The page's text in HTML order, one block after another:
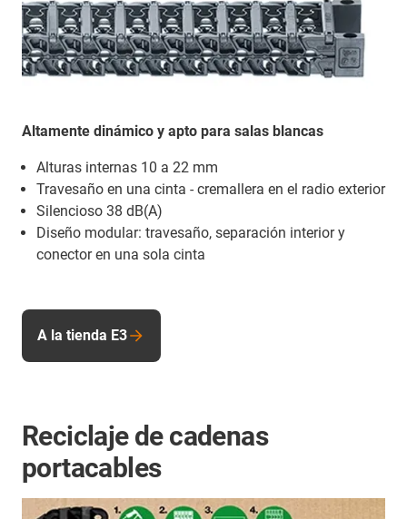
Altamente dinámico y apto para salas blancas
Alturas internas 10 a 22 mm
Travesaño en una cinta - cremallera en el radio exterior
Silencioso 38 dB(A)
Diseño modular: travesaño, separación interior y
conector en una sola cinta
A la tienda E3
Reciclaje de cadenas
portacables